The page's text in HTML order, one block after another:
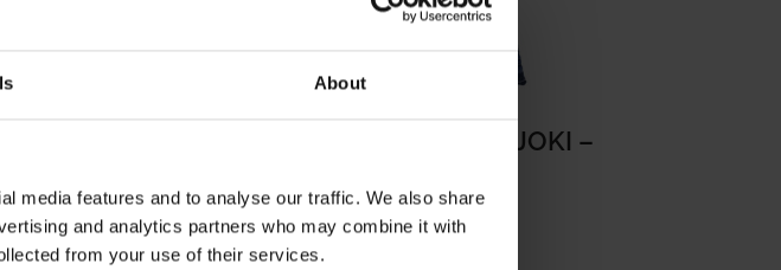
About
media features and to analyse our traffic. We also share
and analytics partners who may combine it with
from your use of their services.
€
gratuite.
de travail
COUSSIN POUR CHIEN JOKI –
Dès 139 €
TVA incl. Livraison gratuite.
Livrable en 10-15 jours de travail